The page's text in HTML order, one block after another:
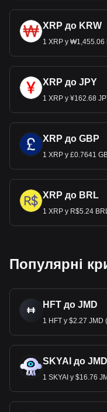
XRP до KRW
1 XRP у ₩1,455.06
XRP до JPY
1 XRP у ¥162.68
XRP до GBP
1 XRP у £0.7641
XRP до BRL
1 XRP у R$5.24
Популярні
HFT до JMD
1 HFT у $2.27 JMD
SKYAI до JMD
1 SKYAI у $16.76